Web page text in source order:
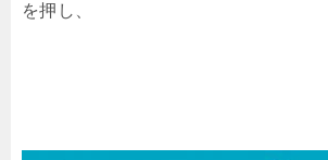
を押し、